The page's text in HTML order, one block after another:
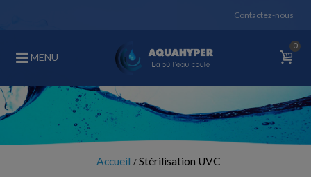
Contactez-nous
MENU
0
Accueil Stérilisation UVC